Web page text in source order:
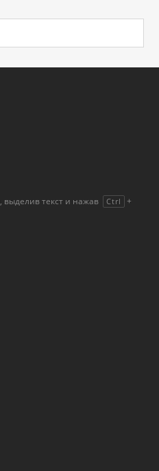
текст и нажав Ctrl +